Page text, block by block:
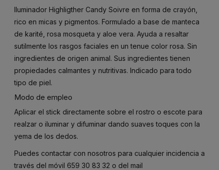
Iluminador Highligther Candy Soivre en forma de crayón,
rico en micas y pigmentos. Formulado a base de manteca
de karité, rosa mosqueta y aloe vera. Ayuda a resaltar
sutilmente los rasgos faciales en un tenue color rosa. Sin
ingredientes de origen animal. Sus ingredientes tienen
propiedades calmantes y nutritivas. Indicado para todo
tipo de piel.
Modo de empleo
Aplicar el stick directamente sobre el rostro o escote para
realzar o iluminar y difuminar dando suaves toques con la
yema de los dedos.
Puedes contactar con nosotros para cualquier incidencia a
través del móvil 659 30 83 32 o del mail